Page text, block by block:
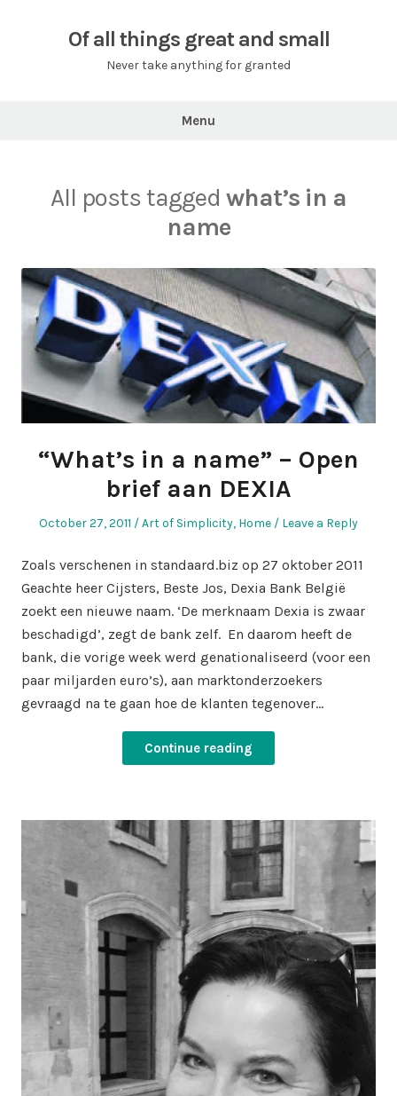
Of all things great and small
Never take anything for granted
Menu
All posts tagged what’s in a
name
“What’s in a name” – Open
brief aan DEXIA
Posted
October 27, 2011
Posted
Art of Simplicity, Home Leave a Reply
Zoals verschenen in standaard.biz op 27 oktober 2011
Geachte heer Cijsters, Beste Jos, Dexia Bank België
zoekt een nieuwe naam. ‘De merknaam Dexia is zwaar
beschadigd’, zegt de bank zelf. En daarom heeft de
bank, die vorige week werd genationaliseerd (voor een
paar miljarden euro’s), aan marktonderzoekers
gevraagd na te gaan hoe de klanten tegenover…
Continue reading